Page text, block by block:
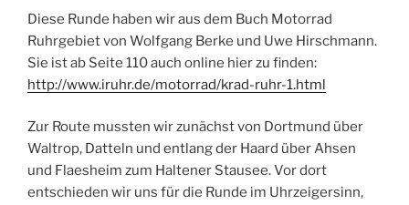
Diese Runde haben wir aus dem Buch Motorrad
Ruhrgebiet von Wolfgang Berke und Uwe Hirschmann.
Sie ist ab Seite 110 auch online hier zu finden:
http://www.iruhr.de/motorrad/krad-ruhr-1.html
Zur Route mussten wir zunächst von Dortmund über
Waltrop, Datteln und entlang der Haard über Ahsen
und Flaesheim zum Haltener Stausee. Vor dort
entschieden wir uns für die Runde im Uhrzeigersinn,